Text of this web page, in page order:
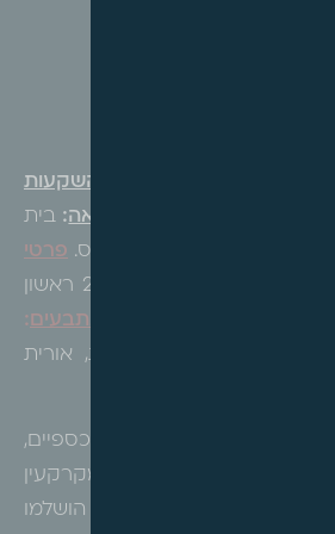
מישנאל חברה להשקעות
ערכאה: בית
בפני כב' השופטת, חנה קיציס. פרטי
גוש 4242 חלקה 580 רחוב האורן 21 ראשון
ב"כ הנתבעים :
אגסי, שרון לייב פלג, אורית
לסעדים הצהרתיים וכספיים,
לזכויות חכירה במקרקעין
מכוח עסקאות שבוצעו בשנות ה-90, אשר לא הושלמו